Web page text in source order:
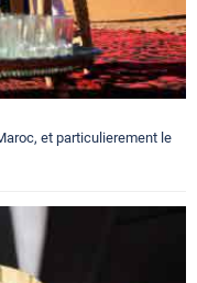
et particulierement le